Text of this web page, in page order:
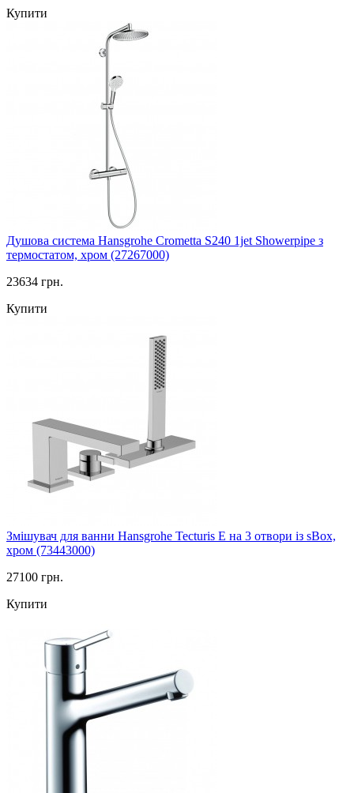
Купити
Душова система Hansgrohe Crometta S240 1jet Showerpipe з
термостатом, хром (27267000)
23634 грн.
Купити
Змішувач для ванни Hansgrohe Tecturis E на 3 отвори із sBox,
хром (73443000)
27100 грн.
Купити